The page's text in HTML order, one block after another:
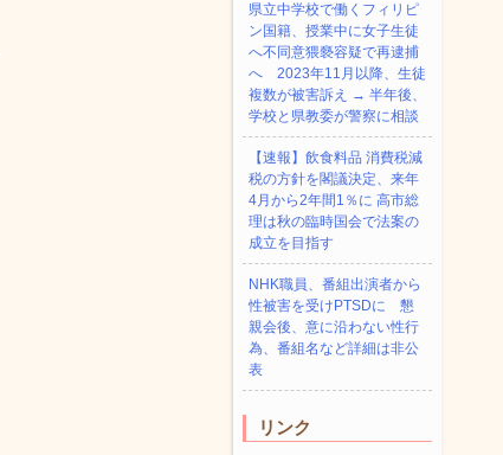
県立中学校で働くフィリピ
ン国籍、授業中に女子生徒
へ不同意猥褻容疑で再逮捕
へ 2023年11月以降、生徒
複数が被害訴え → 半年後、
学校と県教委が警察に相談
【速報】飲食料品 消費税減
税の方針を閣議決定、来年
4月から2年間1％に 高市総
理は秋の臨時国会で法案の
成立を目指す
NHK職員、番組出演者から
性被害を受けPTSDに 懇
親会後、意に沿わない性行
為、番組名など詳細は非公
表
リンク